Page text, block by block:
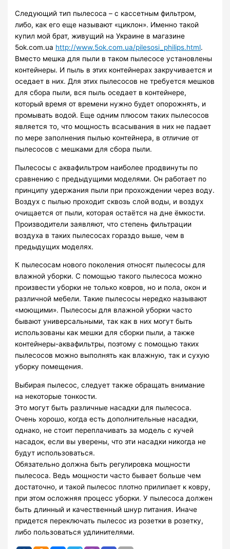
Следующий тип пылесоса – с кассетным фильтром,
либо, как его еще называют «циклон». Именно такой
купил мой брат, живущий на Украине в магазине
5ok.com.ua http://www.5ok.com.ua/pilesosi_philips.html.
Вместо мешка для пыли в таком пылесосе установлены
контейнеры. И пыль в этих контейнерах закручивается и
оседает в них. Для этих пылесосов не требуется мешков
для сбора пыли, вся пыль оседает в контейнере,
который время от времени нужно будет опорожнять, и
промывать водой. Еще одним плюсом таких пылесосов
является то, что мощность всасывания в них не падает
по мере заполнения пылью контейнера, в отличие от
пылесосов с мешками для сбора пыли.
Пылесосы с аквафильтром наиболее продвинуты по
сравнению с предыдущими моделями. Он работает по
принципу удержания пыли при прохождении через воду.
Воздух с пылью проходит сквозь слой воды, и воздух
очищается от пыли, которая остаётся на дне ёмкости.
Производители заявляют, что степень фильтрации
воздуха в таких пылесосах гораздо выше, чем в
предыдущих моделях.
К пылесосам нового поколения относят пылесосы для
влажной уборки. С помощью такого пылесоса можно
произвести уборки не только ковров, но и пола, окон и
различной мебели. Такие пылесосы нередко называют
«моющими». Пылесосы для влажной уборки часто
бывают универсальными, так как в них могут быть
использованы как мешки для сборки пыли, а также
контейнеры-аквафильтры, поэтому с помощью таких
пылесосов можно выполнять как влажную, так и сухую
уборку помещения.
Выбирая пылесос, следует также обращать внимание
на некоторые тонкости.
Это могут быть различные насадки для пылесоса.
Очень хорошо, когда есть дополнительные насадки,
однако, не стоит переплачивать за модель с кучей
насадок, если вы уверены, что эти насадки никогда не
будут использоваться.
Обязательно должна быть регулировка мощности
пылесоса. Ведь мощности часто бывает больше чем
достаточно, и такой пылесос плотно прилипает к ковру,
при этом осложняя процесс уборки. У пылесоса должен
быть длинный и качественный шнур питания. Иначе
придется переключать пылесос из розетки в розетку,
либо пользоваться удлинителями.